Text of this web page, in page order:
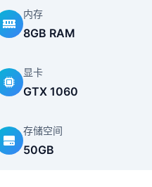
到...
随波逐流处踏上了体验之旅(被
玩伴用「我要向旅行了，您们
在旅行的途中，我慢慢的接触
这世界的谜团...
内存
8GB RAM
显卡
GTX 1060
存储空间
50GB